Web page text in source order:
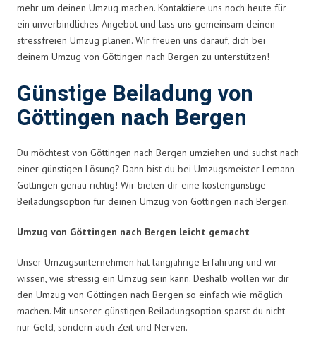
mehr um deinen Umzug machen. Kontaktiere uns noch heute für
ein unverbindliches Angebot und lass uns gemeinsam deinen
stressfreien Umzug planen. Wir freuen uns darauf, dich bei
deinem Umzug von Göttingen nach Bergen zu unterstützen!
Günstige Beiladung von
Göttingen nach Bergen
Du möchtest von Göttingen nach Bergen umziehen und suchst nach
einer günstigen Lösung? Dann bist du bei Umzugsmeister Lemann
Göttingen genau richtig! Wir bieten dir eine kostengünstige
Beiladungsoption für deinen Umzug von Göttingen nach Bergen.
Umzug von Göttingen nach Bergen leicht gemacht
Unser Umzugsunternehmen hat langjährige Erfahrung und wir
wissen, wie stressig ein Umzug sein kann. Deshalb wollen wir dir
den Umzug von Göttingen nach Bergen so einfach wie möglich
machen. Mit unserer günstigen Beiladungsoption sparst du nicht
nur Geld, sondern auch Zeit und Nerven.